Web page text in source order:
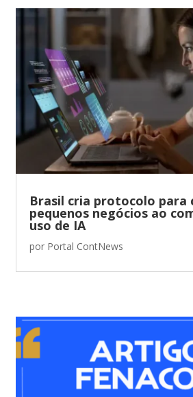
Brasil cria protocolo para
pequenos negócios ao
uso de IA
por Portal ContNews